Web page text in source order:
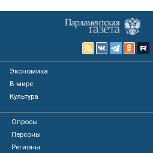
Экономика
В мире
Культура
Опросы
Персоны
Регионы